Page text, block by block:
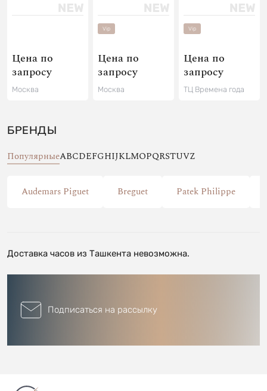
Цена по
запросу
Москва
Vip
Цена по
запросу
Москва
Vip
Цена по
запросу
ТЦ Времена года
БРЕНДЫ
ПопулярныеABCDEFGHIJKLMOPQRSTUVZ
Audemars Piguet Breguet Patek Philippe
Доставка часов из Ташкента невозможна.
Подписаться на рассылку